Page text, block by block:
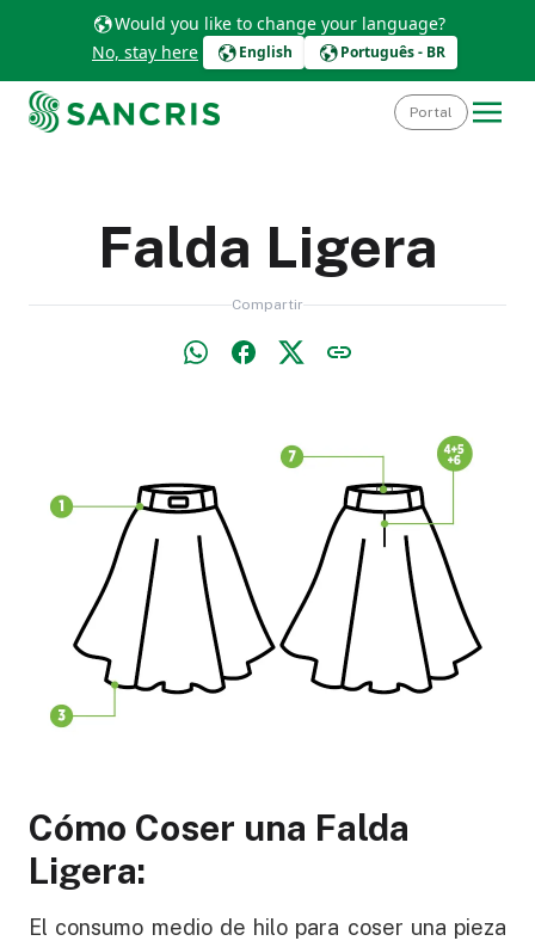
Would you like to change your language?
No, stay here
English Português - BR
Portal
Falda Ligera
Compartir
Cómo Coser una Falda
Ligera:
El consumo medio de hilo para coser una pieza